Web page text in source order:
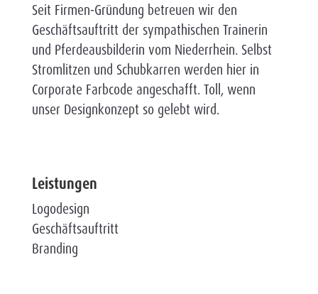
Seit Firmen-Gründung betreuen wir den
Geschäftsauftritt der sympathischen Trainerin
und Pferdeausbilderin vom Niederrhein. Selbst
Stromlitzen und Schubkarren werden hier in
Corporate Farbcode angeschafft. Toll, wenn
unser Designkonzept so gelebt wird.
Leistungen
Logodesign
Geschäftsauftritt
Branding